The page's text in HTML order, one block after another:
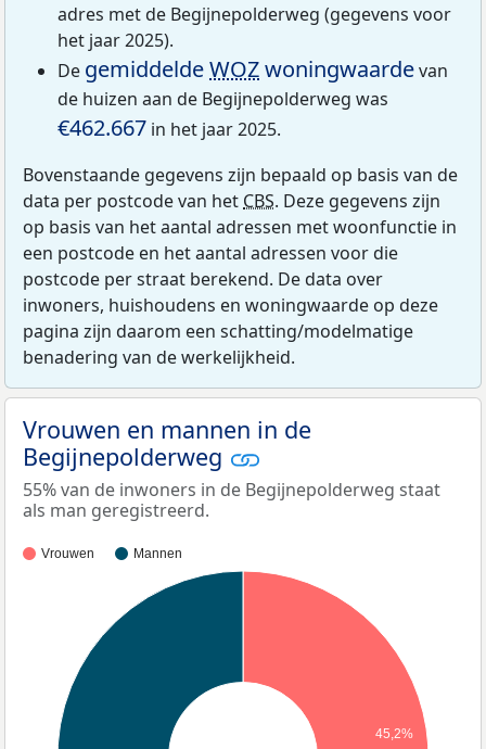
adres met de Begijnepolderweg (gegevens voor
het jaar 2025).
De gemiddeldeWOZwoningwaardevan
de huizen aan de Begijnepolderweg was
€462.667 in het jaar 2025.
Bovenstaande gegevens zijn bepaald op basis van de
data per postcode van het CBS. Deze gegevens zijn
op basis van het aantal adressen met woonfunctie in
een postcode en het aantal adressen voor die
postcode per straat berekend. De data over
inwoners, huishoudens en woningwaarde op deze
pagina zijn daarom een schatting/modelmatige
benadering van de werkelijkheid.
Vrouwen en mannen in de
Begijnepolderweg
55% van de inwoners in de Begijnepolderweg staat
als man geregistreerd.
Vrouwen Mannen
45,2%